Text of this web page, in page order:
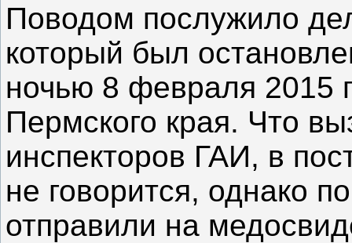
Поводом послужило
который был
ночью 8 февраля 2015
Пермского края. Что
инспекторов ГАИ, в
не говорится, однако
отправили на